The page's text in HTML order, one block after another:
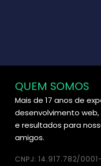
QUEM SOMOS
Mais de 17 anos de
desenvolvimento
e resultados para
amigos.
CNPJ: 14.917.782/